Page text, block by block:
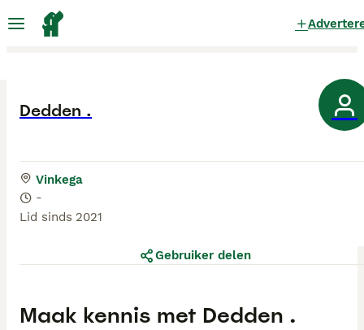
Dedden .
Vinkega
-
Lid sinds 2021
Maak kennis met Dedden .
Gebruiker delen